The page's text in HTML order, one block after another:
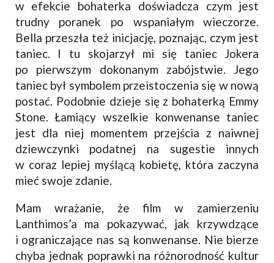
w efekcie bohaterka doświadcza czym jest
trudny poranek po wspaniałym wieczorze.
Bella przeszła też inicjację, poznając, czym jest
taniec. I tu skojarzył mi się taniec Jokera
po pierwszym dokonanym zabójstwie. Jego
taniec był symbolem przeistoczenia się w nową
postać. Podobnie dzieje się z bohaterką Emmy
Stone. Łamiący wszelkie konwenanse taniec
jest dla niej momentem przejścia z naiwnej
dziewczynki podatnej na sugestie innych
w coraz lepiej myślącą kobietę, która zaczyna
mieć swoje zdanie.
Mam wrażanie, że film w zamierzeniu
Lanthimos’a ma pokazywać, jak krzywdzące
i ograniczające nas są konwenanse. Nie bierze
chyba jednak poprawki na różnorodność kultur